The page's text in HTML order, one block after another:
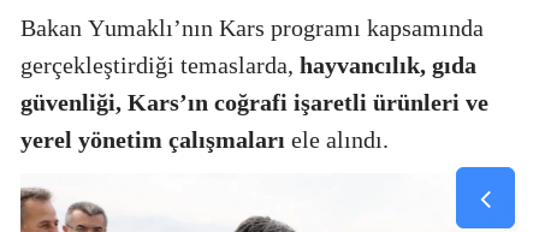
Bakan Yumaklı’nın Kars programı kapsamında
gerçekleştirdiği temaslarda, hayvancılık, gıda
güvenliği, Kars’ın coğrafi işaretli ürünleri ve
yerel yönetim çalışmaları ele alındı.